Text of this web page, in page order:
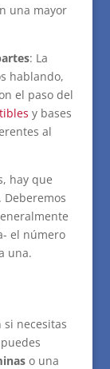
una mayor
: La
hablando,
el paso del
y bases
al
hay que
el número
una.
necesitas
o una